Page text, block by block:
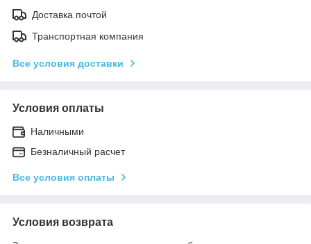
Доставка почтой
Транспортная компания
Все условия доставки
Условия оплаты
Наличными
Безналичный расчет
Все условия оплаты
Условия возврата